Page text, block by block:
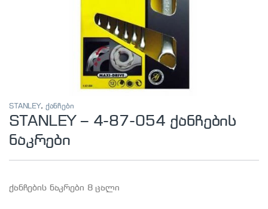
STANLEY, ქანჩები
STANLEY – 4-87-054 ქანჩების
ნაკრები
ქანჩების ნაკრები 8 ცალი